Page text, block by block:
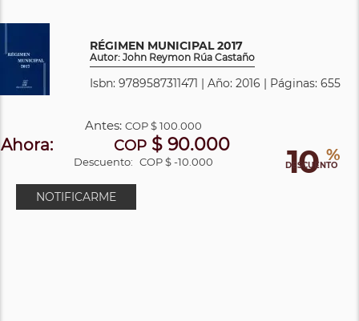
RÉGIMEN MUNICIPAL 2017
Autor: John Reymon Rúa Castaño
Isbn: 9789587311471 | Año: 2016 | Páginas: 655
10 %
DESCUENTO
Antes:COP$ 100.000
Ahora: COP$ 90.000
Descuento: COP $ -10.000
NOTIFICARME